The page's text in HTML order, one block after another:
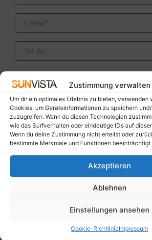
Zustimmung verwalten
Um dir ein optimales Erlebnis zu bieten, verwenden
Cookies, um Geräteinformationen zu speichern
zuzugreifen. Wenn du diesen Technologien
wie das Surfverhalten oder eindeutige IDs auf
Wenn du deine Zustimmung nicht erteilst oder
bestimmte Merkmale und Funktionen beeinträchtigt
Akzeptieren
Ablehnen
Einstellungen ansehen
Cookie-RichtlinieImpressum
Ja, ich akzeptiere die SUNVISTA